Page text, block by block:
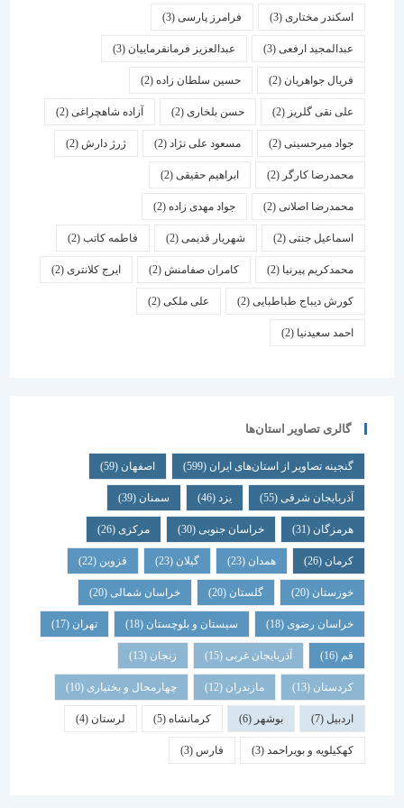
اسكندر مختاری (3) فرامرز پارسی(3)
عبدالمجید ارفعی(3) عبدالعزیز فرمانفرماییان(3)
فریال جواهریان(2) حسین سلطان زاده(2)
علی نقی گلریز(2) حسن بلخاری(2) آزاده شاهچراغی(2)
جواد میرحسینی(2) مسعود علی نژاد(2) ژرژ دارش (2)
محمدرضا کارگر(2) ابراهیم حقیقی(2)
محمدرضا اصلانی(2) جواد مهدی زاده(2)
اسماعیل جنتی(2) شهریار قدیمی(2) فاطمه کاتب(2)
محمدکریم پیرنیا (2) کامران صفامنش(2) ایرج کلانتری (2)
کورش دیباج طباطبایی(2) علی ملکی(2)
احمد سعیدنیا (2)
گالری تصاویر استان‌ها
گنجینه تصاویر از استان‌های ایران(599) اصفهان (59)
آذربایجان شرقی(55) یزد سمنان (39)
هرمزگان(31) خراسان جنوبی(30) مرکزی (26)
همدان گیلان قزوین
خوزستان(20) گلستان (20) خراسان شمالی(20)
خراسان رضوی(18) سیستان و بلوچستان(18) تهران
آذربایجان غربی(15) زنجان
کردستان(13) مازندران(12) چهارمحال و بختیاری (10)
بوشهر کرمانشاه(5) لرستان (4)
کهکیلویه و بویراحمد(3) فارس